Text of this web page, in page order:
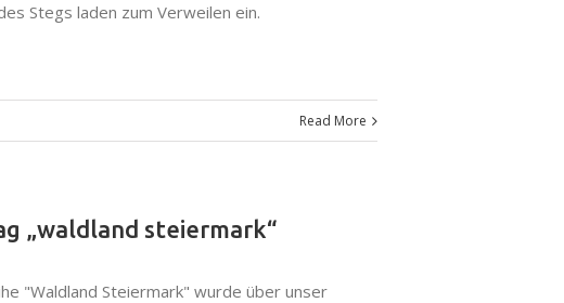
Stegs laden zum Verweilen ein.
Read More
„waldland steiermark“
"Waldland Steiermark" wurde über unser